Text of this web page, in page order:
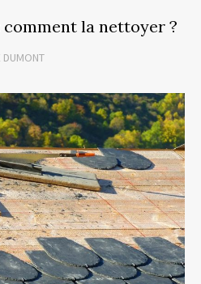
la nettoyer ?
DUMONT